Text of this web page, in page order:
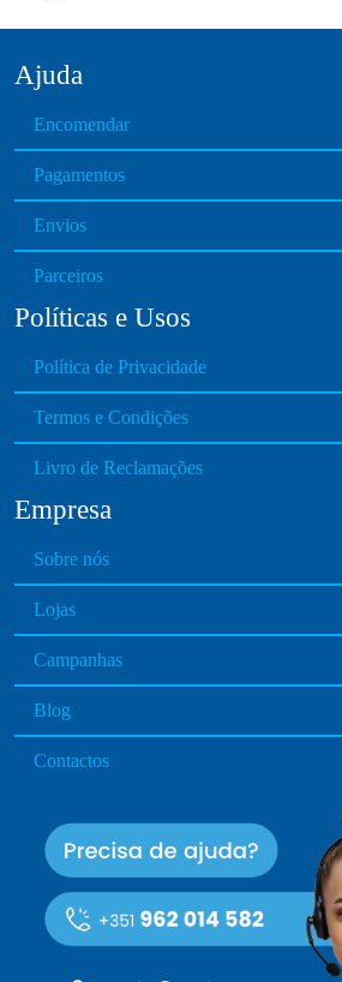
Ajuda
Encomendar
Pagamentos
Envios
Parceiros
Políticas e Usos
Política de Privacidade
Termos e Condições
Livro de Reclamações
Empresa
Sobre nós
Lojas
Campanhas
Blog
Contactos